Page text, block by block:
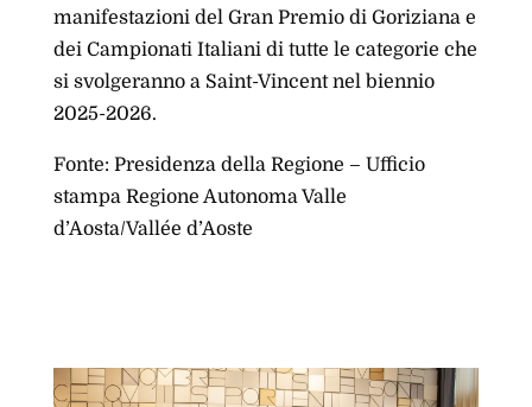
manifestazioni del Gran Premio di Goriziana e
dei Campionati Italiani di tutte le categorie che
si svolgeranno a Saint-Vincent nel biennio
2025-2026.
Fonte: Presidenza della Regione – Ufficio
stampa Regione Autonoma Valle
d’Aosta/Vallée d’Aoste